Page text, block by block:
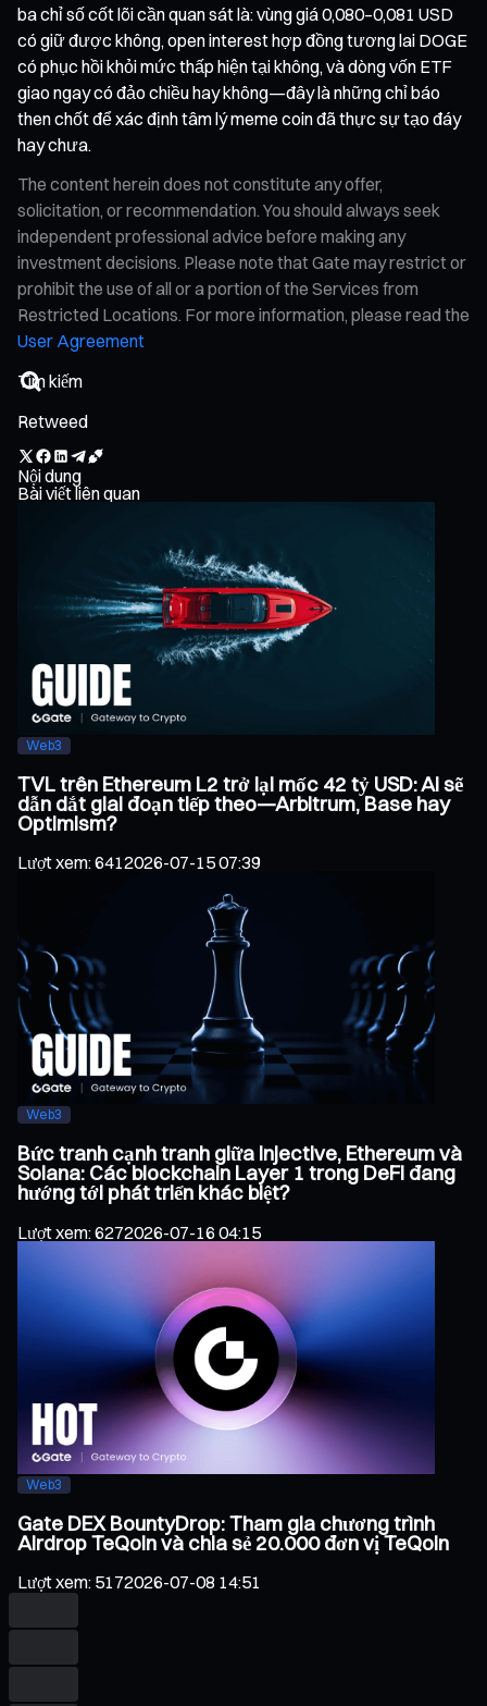
ba chỉ số cốt lõi cần quan sát là: vùng giá 0,080–0,081 USD
có giữ được không, open interest hợp đồng tương lai DOGE
có phục hồi khỏi mức thấp hiện tại không, và dòng vốn ETF
giao ngay có đảo chiều hay không—đây là những chỉ báo
then chốt để xác định tâm lý meme coin đã thực sự tạo đáy
hay chưa.
The content herein does not constitute any offer,
solicitation, or recommendation. You should always seek
independent professional advice before making any
investment decisions. Please note that Gate may restrict or
prohibit the use of all or a portion of the Services from
Restricted Locations. For more information, please read the
User Agreement
Retweed
Nội dung
Bài viết liên quan
Web3
TVL trên Ethereum L2 trở lại mốc 42 tỷ USD: Ai sẽ
dẫn dắt giai đoạn tiếp theo—Arbitrum, Base hay
Optimism?
Lượt xem:6412026-07-15 07:39
Web3
Bức tranh cạnh tranh giữa Injective, Ethereum và
Solana: Các blockchain Layer 1 trong DeFi đang
hướng tới phát triển khác biệt?
Lượt xem:6272026-07-16 04:15
Web3
Gate DEX BountyDrop: Tham gia chương trình
Airdrop TeQoin và chia sẻ 20.000 đơn vị TeQoin
Lượt xem: 5172026-07-08 14:51